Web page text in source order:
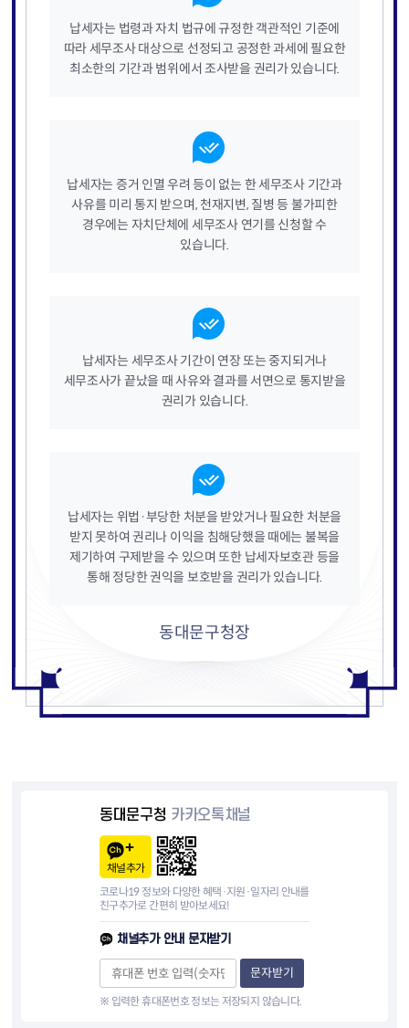
납세자는 법령과 자치 법규에 규정한 객관적인 기준에
따라 세무조사 대상으로 선정되고 공정한 과세에 필요한
최소한의 기간과 범위에서 조사받을 권리가 있습니다.
납세자는 증거 인멸 우려 등이 없는 한 세무조사 기간과
사유를 미리 통지 받으며, 천재지변, 질병 등 불가피한
경우에는 자치단체에 세무조사 연기를 신청할 수
있습니다.
납세자는 세무조사 기간이 연장 또는 중지되거나
세무조사가 끝났을 때 사유와 결과를 서면으로 통지받을
권리가 있습니다.
납세자는 위법·부당한 처분을 받았거나 필요한 처분을
받지 못하여 권리나 이익을 침해당했을 때에는 불복을
제기하여 구제받을 수 있으며 또한 납세자보호관 등을
통해 정당한 권익을 보호받을 권리가 있습니다.
동대문구청장
동대문구청 카카오톡채널
채널추가
코로나19 정보와 다양한 혜택·지원·일자리 안내를
친구추가로 간편히 받아보세요!
채널추가 안내 문자받기
문자받기
※ 입력한 휴대폰번호 정보는 저장되지 않습니다.